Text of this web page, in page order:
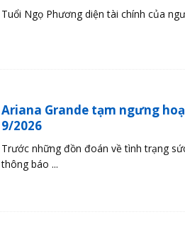
Tuổi Ngọ Phương diện tài chính của
Ariana Grande tạm ngưng
9/2026
Trước những đồn đoán về tình trạng
thông báo ...